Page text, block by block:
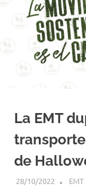
La EMT
de
28/10/2022 EMT